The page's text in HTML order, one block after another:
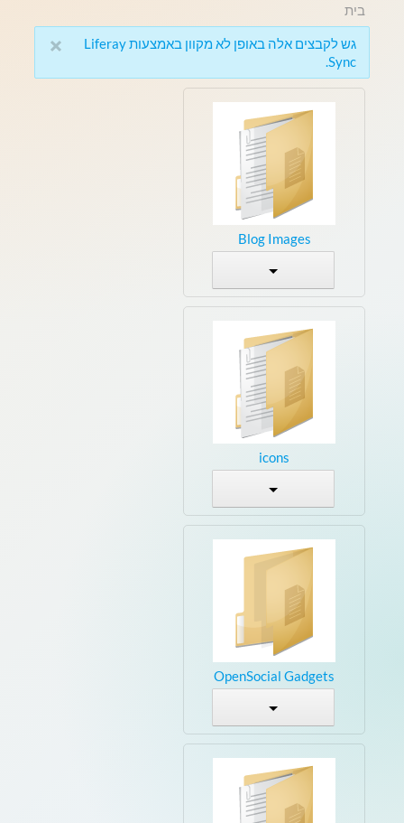
בית
×
גש לקבצים אלה באופן לא מקוון באמצעות Liferay
Sync.
Blog Images
icons
OpenSocial Gadgets